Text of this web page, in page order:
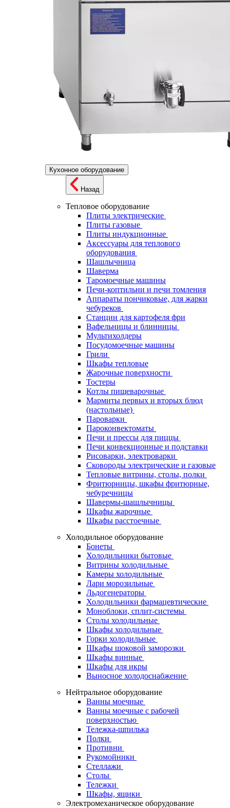
Кухонное оборудование
Назад
Тепловое оборудование
Плиты электрические
Плиты газовые
Плиты индукционные
Аксессуары для теплового
оборудования
Шашлычница
Шаверма
Таромоечные машины
Печи-коптильни и печи томления
Аппараты пончиковые, для жарки
чебуреков
Станции для картофеля фри
Вафельницы и блинницы
Мультихолдеры
Посудомоечные машины
Грили
Шкафы тепловые
Жарочные поверхности
Тостеры
Котлы пищеварочные
Мармиты первых и вторых блюд
(настольные)
Пароварки
Пароконвектоматы
Печи и прессы для пиццы
Печи конвекционные и подставки
Рисоварки, электроварки
Сковороды электрические и газовые
Тепловые витрины, столы, полки
Фритюрницы, шкафы фритюрные,
чебуречницы
Шавермы-шашлычницы
Шкафы жарочные
Шкафы расстоечные
Холодильное оборудование
Бонеты
Холодильники бытовые
Витрины холодильные
Камеры холодильные
Лари морозильные
Льдогенераторы
Холодильники фармацевтические
Моноблоки, сплит-системы
Столы холодильные
Шкафы холодильные
Горки холодильные
Шкафы шоковой заморозки
Шкафы винные
Шкафы для икры
Выносное холодоснабжение
Нейтральное оборудование
Ванны моечные
Ванны моечные с рабочей
поверхностью
Тележка-шпилька
Полки
Противни
Рукомойники
Стеллажи
Столы
Тележки
Шкафы, ящики
Электромеханическое оборудование